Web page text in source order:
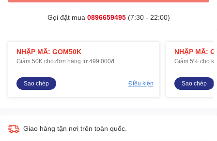
Gọi đặt mua 0896659495(7:30 - 22:00)
NHẬP MÃ: GOM50K
Giảm 50K cho đơn hàng từ 499.000đ
Sao chép Điều kiện
NHẬP MÃ:
Giảm 5% cho
Sao chép
Giao hàng tận nơi trên toàn quốc.